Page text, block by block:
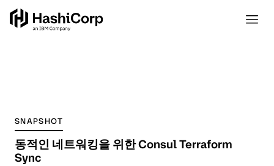
SNAPSHOT
동적인 네트워킹을 위한 Consul Terraform
Sync